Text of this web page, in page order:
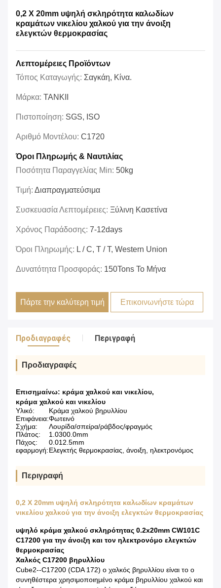
0,2 X 20mm υψηλή σκληρότητα καλωδίων
κραμάτων νικελίου χαλκού για την άνοιξη
ελεγκτών θερμοκρασίας
Λεπτομέρειες Προϊόντων
Τόπος Καταγωγής: Σαγκάη, Κίνα.
Μάρκα: TANKII
Πιστοποίηση: SGS, ISO
Αριθμό Μοντέλου: C1720
Όροι Πληρωμής & Ναυτιλίας
Ποσότητα Παραγγελίας Min: 50kg
Τιμή: Διαπραγματεύσιμα
Συσκευασία Λεπτομέρειες: Ξύλινη Κασετίνα
Χρόνος Παράδοσης: 7-12days
Όροι Πληρωμής: L / C, T / T, Western Union
Δυνατότητα Προσφοράς: 150Tons Το Μήνα
Πάρτε την καλύτερη τιμή Επικοινωνήστε τώρα
Προδιαγραφές Περιγραφή
Προδιαγραφές
Επισημαίνω: κράμα χαλκού και νικελίου,
κράμα χαλκού και νικελίου
Υλικό:
Κράμα χαλκού βηρυλλίου
Επιφάνεια:Φωτεινό
Σχήμα:
Λουρίδα/σπείρα/ράβδος/φραγμός
Πλάτος:
1.0300.0mm
Πάχος:
0.012.5mm
εφαρμογή:Ελεγκτής θερμοκρασίας, άνοιξη, ηλεκτρονόμος
Περιγραφή
0,2 X 20mm υψηλή σκληρότητα καλωδίων κραμάτων
νικελίου χαλκού για την άνοιξη ελεγκτών θερμοκρασίας
υψηλό κράμα χαλκού σκληρότητας 0.2x20mm CW101C
C17200 για την άνοιξη και τον ηλεκτρονόμο ελεγκτών
θερμοκρασίας
Χαλκός C17200 βηρυλλίου
Cube2--C17200 (CDA 172) ο χαλκός βηρυλλίου είναι το ο
συνηθέστερα χρησιμοποιημένο κράμα βηρυλλίου χαλκού και